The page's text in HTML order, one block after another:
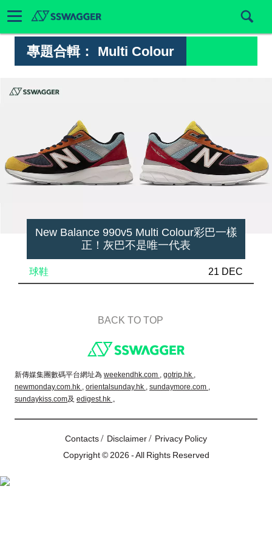
專題合輯： Multi Colour
New Balance 990v5 Multi Colour彩巴一樣
正！灰巴不是唯一代表
球鞋 21 DEC
BACK TO TOP
新傳媒集團數碼平台網址為 weekendhk.com , gotrip.hk ,
newmonday.com.hk , orientalsunday.hk , sundaymore.com ,
sundaykiss.com及 edigest.hk 。
Contacts/ Disclaimer/ Privacy Policy
Copyright © 2026 - All Rights Reserved